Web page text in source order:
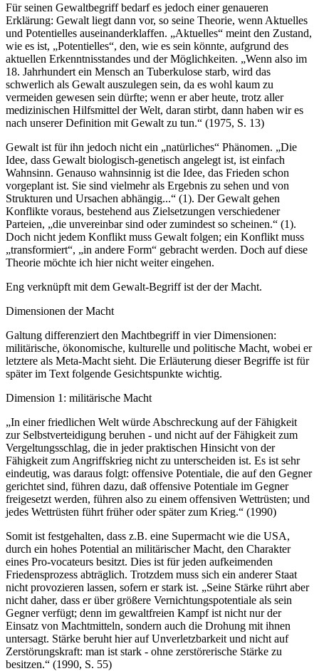
Für seinen Gewaltbegriff bedarf es jedoch einer genaueren
Erklärung: Gewalt liegt dann vor, so seine Theorie, wenn Aktuelles
und Potentielles auseinanderklaffen. „Aktuelles“ meint den Zustand,
wie es ist, „Potentielles“, den, wie es sein könnte, aufgrund des
aktuellen Erkenntnisstandes und der Möglichkeiten. „Wenn also im
18. Jahrhundert ein Mensch an Tuberkulose starb, wird das
schwerlich als Gewalt auszulegen sein, da es wohl kaum zu
vermeiden gewesen sein dürfte; wenn er aber heute, trotz aller
medizinischen Hilfsmittel der Welt, daran stirbt, dann haben wir es
nach unserer Definition mit Gewalt zu tun.“ (1975, S. 13)
Gewalt ist für ihn jedoch nicht ein „natürliches“ Phänomen. „Die
Idee, dass Gewalt biologisch-genetisch angelegt ist, ist einfach
Wahnsinn. Genauso wahnsinnig ist die Idee, das Frieden schon
vorgeplant ist. Sie sind vielmehr als Ergebnis zu sehen und von
Strukturen und Ursachen abhängig...“ (1). Der Gewalt gehen
Konflikte voraus, bestehend aus Zielsetzungen verschiedener
Parteien, „die unvereinbar sind oder zumindest so scheinen.“ (1).
Doch nicht jedem Konflikt muss Gewalt folgen; ein Konflikt muss
„transformiert“, „in andere Form“ gebracht werden. Doch auf diese
Theorie möchte ich hier nicht weiter eingehen.
Eng verknüpft mit dem Gewalt-Begriff ist der der Macht.
Dimensionen der Macht
Galtung differenziert den Machtbegriff in vier Dimensionen:
militärische, ökonomische, kulturelle und politische Macht, wobei er
letztere als Meta-Macht sieht. Die Erläuterung dieser Begriffe ist für
später im Text folgende Gesichtspunkte wichtig.
Dimension 1: militärische Macht
„In einer friedlichen Welt würde Abschreckung auf der Fähigkeit
zur Selbstverteidigung beruhen - und nicht auf der Fähigkeit zum
Vergeltungsschlag, die in jeder praktischen Hinsicht von der
Fähigkeit zum Angriffskrieg nicht zu unterscheiden ist. Es ist sehr
eindeutig, was daraus folgt: offensive Potentiale, die auf den Gegner
gerichtet sind, führen dazu, daß offensive Potentiale im Gegner
freigesetzt werden, führen also zu einem offensiven Wettrüsten; und
jedes Wettrüsten führt früher oder später zum Krieg.“ (1990)
Somit ist festgehalten, dass z.B. eine Supermacht wie die USA,
durch ein hohes Potential an militärischer Macht, den Charakter
eines Pro-vocateurs besitzt. Dies ist für jeden aufkeimenden
Friedensprozess abträglich. Trotzdem muss sich ein anderer Staat
nicht provozieren lassen, sofern er stark ist. „Seine Stärke rührt aber
nicht daher, dass er über größere Vernichtungspotentiale als sein
Gegner verfügt; denn im gewaltfreien Kampf ist nicht nur der
Einsatz von Machtmitteln, sondern auch die Drohung mit ihnen
untersagt. Stärke beruht hier auf Unverletzbarkeit und nicht auf
Zerstörungskraft: man ist stark - ohne zerstörerische Stärke zu
besitzen.“ (1990, S. 55)